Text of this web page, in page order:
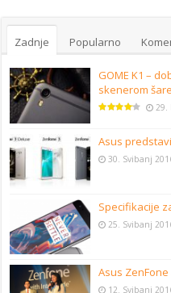
Zadnje Popularno
GOME K1 –
skenerom
29.
Asus
30. Svibanj
Specifikacije
25. Svibanj
Asus
12. Svibanj